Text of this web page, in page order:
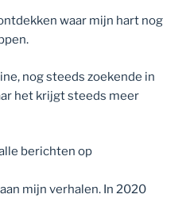
waar mijn hart nog
nog steeds zoekende in
het krijgt steeds meer
berichten op
mijn verhalen. In 2020